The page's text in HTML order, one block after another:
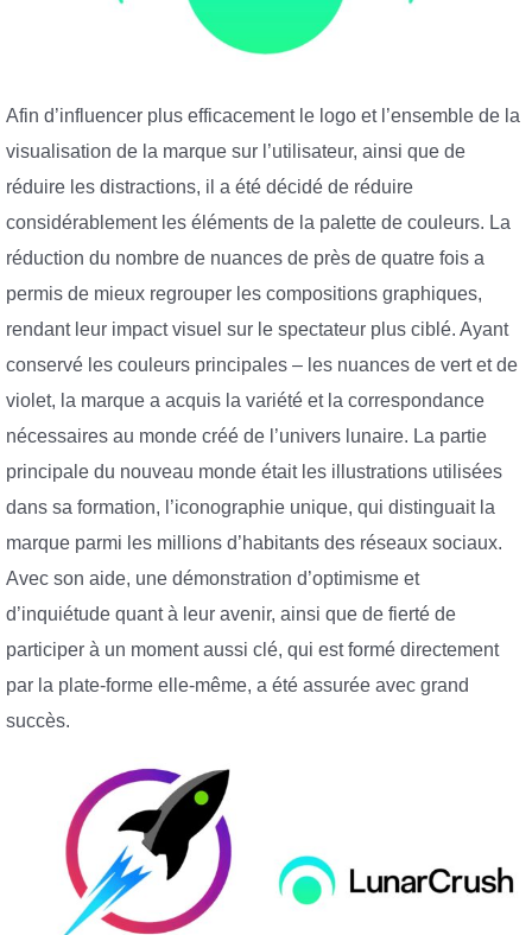
Afin d’influencer plus efficacement le logo et l’ensemble de la
visualisation de la marque sur l’utilisateur, ainsi que de
réduire les distractions, il a été décidé de réduire
considérablement les éléments de la palette de couleurs. La
réduction du nombre de nuances de près de quatre fois a
permis de mieux regrouper les compositions graphiques,
rendant leur impact visuel sur le spectateur plus ciblé. Ayant
conservé les couleurs principales – les nuances de vert et de
violet, la marque a acquis la variété et la correspondance
nécessaires au monde créé de l’univers lunaire. La partie
principale du nouveau monde était les illustrations utilisées
dans sa formation, l’iconographie unique, qui distinguait la
marque parmi les millions d’habitants des réseaux sociaux.
Avec son aide, une démonstration d’optimisme et
d’inquiétude quant à leur avenir, ainsi que de fierté de
participer à un moment aussi clé, qui est formé directement
par la plate-forme elle-même, a été assurée avec grand
succès.